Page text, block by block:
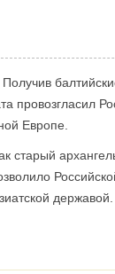
Европе.
державой.